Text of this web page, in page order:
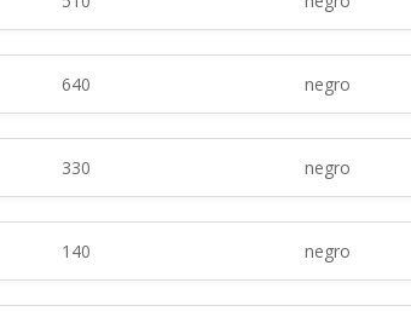
640 negro
330 negro
140 negro